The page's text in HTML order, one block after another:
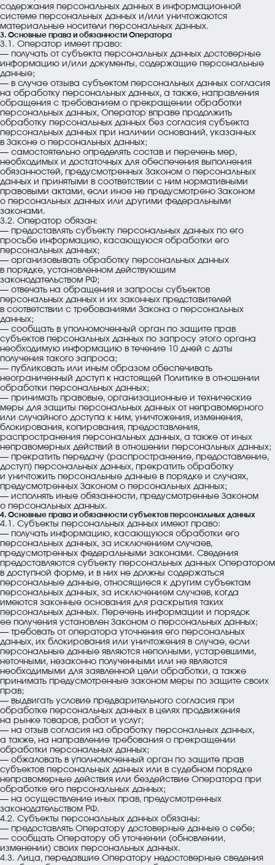
содержания персональных данных в информационной
системе персональных данных и/или уничтожаются
материальные носители персональных данных.
3. Основные права и обязанности Оператора
3.1. Оператор имеет право:
— получать от субъекта персональных данных достоверные
информацию и/или документы, содержащие персональные
данные;
— в случае отзыва субъектом персональных данных согласия
на обработку персональных данных, а также, направления
обращения с требованием о прекращении обработки
персональных данных, Оператор вправе продолжить
обработку персональных данных без согласия субъекта
персональных данных при наличии оснований, указанных
в Законе о персональных данных;
— самостоятельно определять состав и перечень мер,
необходимых и достаточных для обеспечения выполнения
обязанностей, предусмотренных Законом о персональных
данных и принятыми в соответствии с ним нормативными
правовыми актами, если иное не предусмотрено Законом
о персональных данных или другими федеральными
законами.
3.2. Оператор обязан:
— предоставлять субъекту персональных данных по его
просьбе информацию, касающуюся обработки его
персональных данных;
— организовывать обработку персональных данных
в порядке, установленном действующим
законодательством РФ;
— отвечать на обращения и запросы субъектов
персональных данных и их законных представителей
в соответствии с требованиями Закона о персональных
данных;
— сообщать в уполномоченный орган по защите прав
субъектов персональных данных по запросу этого органа
необходимую информацию в течение 10 дней с даты
получения такого запроса;
— публиковать или иным образом обеспечивать
неограниченный доступ к настоящей Политике в отношении
обработки персональных данных;
— принимать правовые, организационные и технические
меры для защиты персональных данных от неправомерного
или случайного доступа к ним, уничтожения, изменения,
блокирования, копирования, предоставления,
распространения персональных данных, а также от иных
неправомерных действий в отношении персональных данных;
— прекратить передачу (распространение, предоставление,
доступ) персональных данных, прекратить обработку
и уничтожить персональные данные в порядке и случаях,
предусмотренных Законом о персональных данных;
— исполнять иные обязанности, предусмотренные Законом
о персональных данных.
4. Основные права и обязанности субъектов персональных данных
4.1. Субъекты персональных данных имеют право:
— получать информацию, касающуюся обработки его
персональных данных, за исключением случаев,
предусмотренных федеральными законами. Сведения
предоставляются субъекту персональных данных Оператором
в доступной форме, и в них не должны содержаться
персональные данные, относящиеся к другим субъектам
персональных данных, за исключением случаев, когда
имеются законные основания для раскрытия таких
персональных данных. Перечень информации и порядок
ее получения установлен Законом о персональных данных;
— требовать от оператора уточнения его персональных
данных, их блокирования или уничтожения в случае, если
персональные данные являются неполными, устаревшими,
неточными, незаконно полученными или не являются
необходимыми для заявленной цели обработки, а также
принимать предусмотренные законом меры по защите своих
прав;
— выдвигать условие предварительного согласия при
обработке персональных данных в целях продвижения
на рынке товаров, работ и услуг;
— на отзыв согласия на обработку персональных данных,
а также, на направление требования о прекращении
обработки персональных данных;
— обжаловать в уполномоченный орган по защите прав
субъектов персональных данных или в судебном порядке
неправомерные действия или бездействие Оператора при
обработке его персональных данных;
— на осуществление иных прав, предусмотренных
законодательством РФ.
4.2. Субъекты персональных данных обязаны:
— предоставлять Оператору достоверные данные о себе;
— сообщать Оператору об уточнении (обновлении,
изменении) своих персональных данных.
4.3. Лица, передавшие Оператору недостоверные сведения